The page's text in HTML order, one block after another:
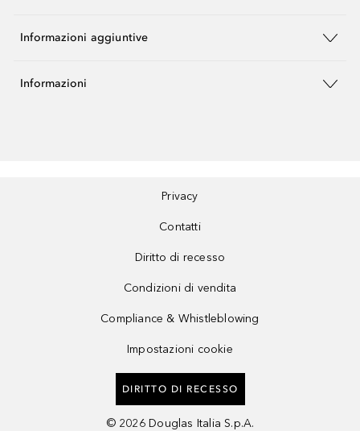
Informazioni aggiuntive
Informazioni
Privacy
Contatti
Diritto di recesso
Condizioni di vendita
Compliance & Whistleblowing
Impostazioni cookie
DIRITTO DI RECESSO
© 2026 Douglas Italia S.p.A.